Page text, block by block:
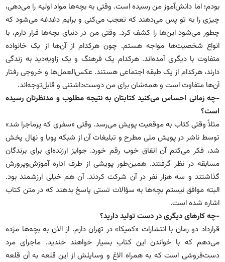
بودم؛ اما دانش‌آموز من رسیده است. وقتی به بچه‌ها مواد اولیه را می‌دهی،
چیزی را به تو پس می‌دهند که تعجب می‌کنی و برایم دغدغه می‌شود که
چطور می‌شود این‌ها را کشف کرد. وقتی من در دنیای بچه‌ها قرار دارم، با
انواع شخصیت‌ها مواجه هستم. چون هرکدام از آن‌ها از یک خانواده
متفاوت با دیگری آمده‌اند. هرکدام یک فرهنگ و یک زاویه‌دید به زندگی
دارند، هرکدام از یک طبقه اجتماعی هستند. عکس‌العمل‌ها و خروجی رفتار
آن‌ها متفاوت است و همه‌شان برای من دوست‌داشتنی و قابل‌توجه‌اند.
-چه زمانی احساس می‌کنید کتابتان به نتیجه مطلوب و مدنظرتان رسیده
است؟
مثلاً وقتی کتاب به موقعیت پویش می‌رسد. وقتی «سفری که پرماجرا شد»
توسط ناشر در پویش ملی مطرح و تبلیغات آن از شبکه پویا و نهال پخش
شد، فکر می‌کنم آن اتفاق خوب رقم خورد. جوایز ارزنده‌ای برای برندگان
مسابقه در نظر گرفتند. همین‌طور پویشی از طرف اداره آموزش‌وپرورش
گذاشتند و سه هزار نفر در آن شرکت کردند. آن هم خیلی ارزشمند بود.
البته موافق نیستم بچه‌ها به سؤالات تستی پاسخ بدهند که در متن کتاب
اشاره شده است.
-چه کارهای دیگری در دست تولید دارید؟
قرارداد دو رمان با انتشارات «کمیکا» در تهران دارم. از الان به بچه‌ها مژده
می‌دهم که با خواندن این کتاب بسیار خواهند خندید. ماجرای مرد
دست‌فروشی است که به همراه الاغ و وسایلش از این قلعه به آن قلعه